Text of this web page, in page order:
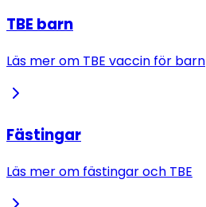
TBE barn
Läs mer om TBE vaccin för barn
Fästingar
Läs mer om fästingar och TBE